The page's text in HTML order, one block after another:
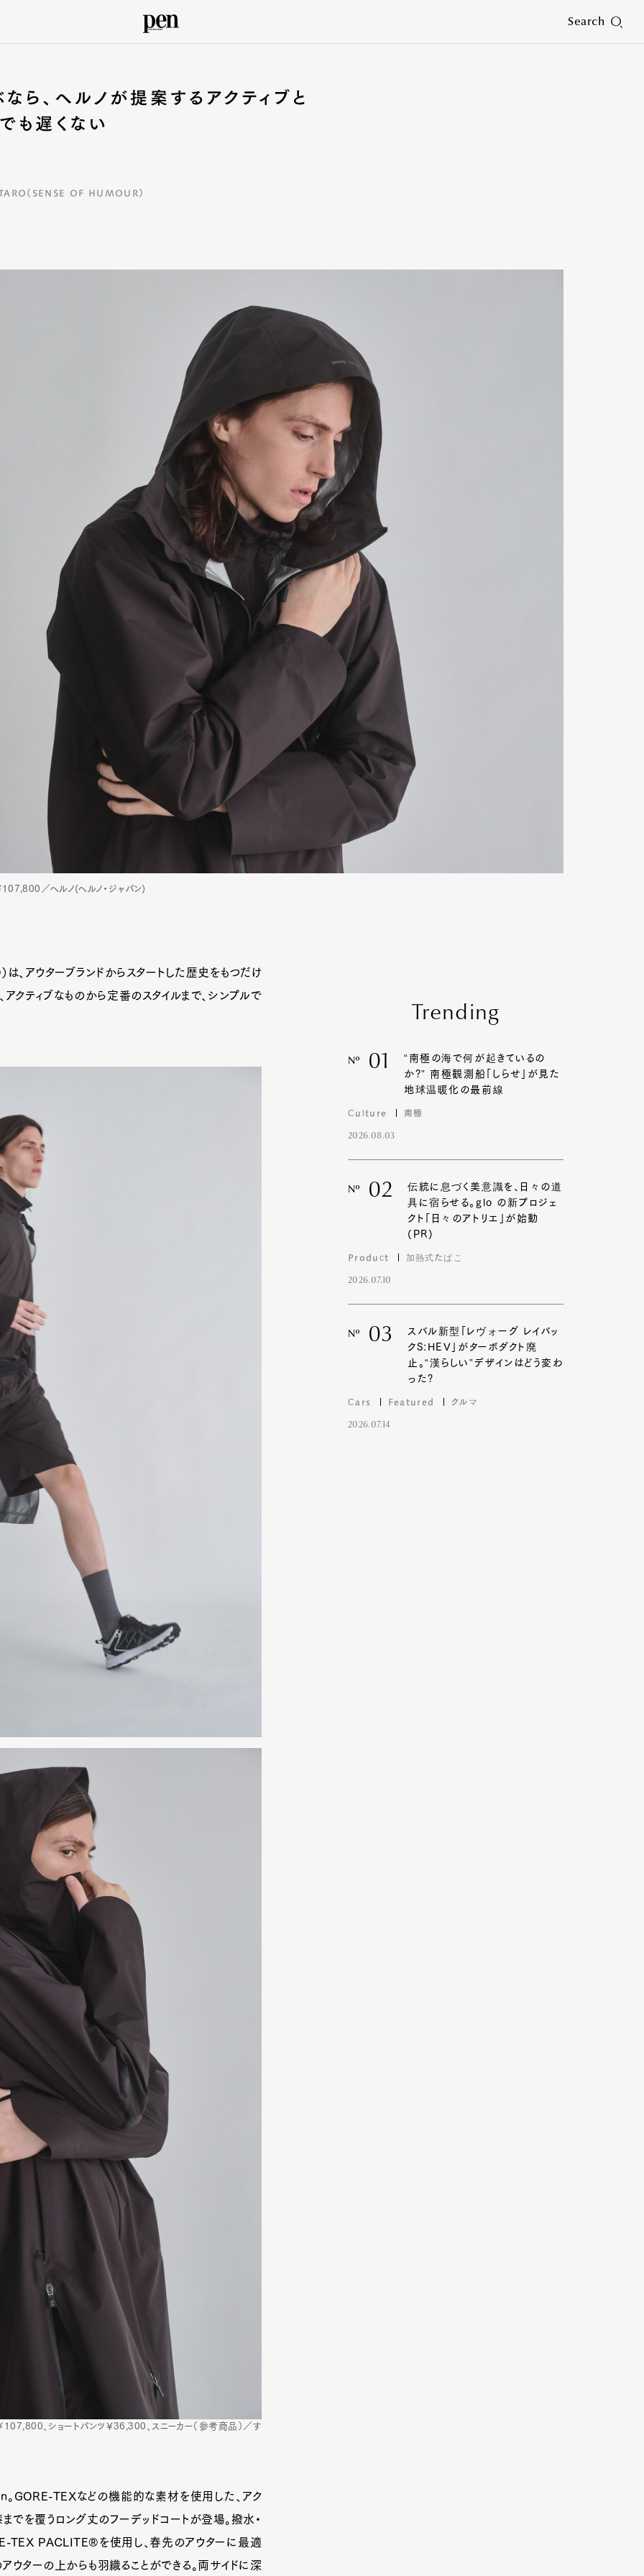
Search
Art&Design
Cars
Lifestyle
Magazine
ら、ヘルノが提案するアクティブと
も遅くない
（SENSE OF HUMOUR）
107,800／ヘルノ(ヘルノ・ジャパン)
は、アウターブランドからスタートした歴史をもつだけ
クティブなものから定番のスタイルまで、シンプルで
107,800、ショートパンツ￥36,300、スニーカー（参考商品）／す
GORE-TEXなどの機能的な素材を使用した、アク
でを覆うロング丈のフーデッドコートが登場。撥水・
TEX PACLITE®を使用し、春先のアウターに最適
ウターの上からも羽織ることができる。両サイドに深
Trending
Nº 01
“南極の海で何が起きているの
か?” 南極観測船「しらせ」が見た
地球温暖化の最前線
Culture 南極
2026.08.03
Nº 02
伝統に息づく美意識を、日々の道
具に宿らせる。glo の新プロジェ
クト「日々のアトリエ」が始動
(PR)
Product 加熱式たばこ
2026.07.10
Nº 03
スバル新型「レヴォーグ レイバッ
クS:HEV」がターボダクト廃
止。“漢らしい”デザインはどう変わ
った?
Cars Featured クルマ
2026.07.14